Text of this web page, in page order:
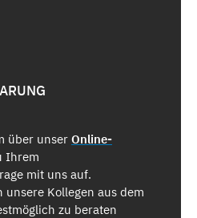
über unser Online-
Ihrem
mit uns auf.
Kollegen aus dem
zu beraten